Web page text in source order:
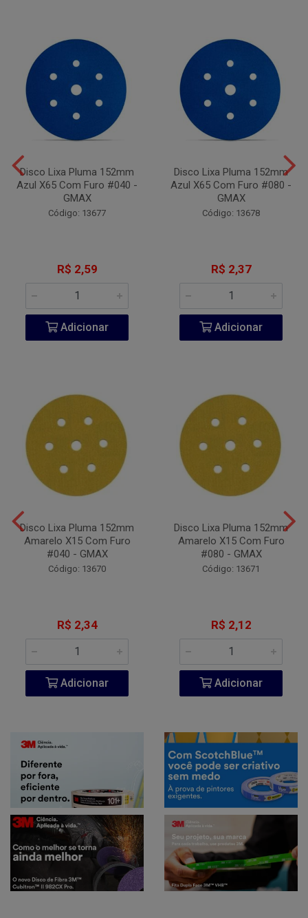
Disco Lixa Pluma 152mm
Azul X65 Com Furo #040 -
GMAX
Código: 13677
R$ 2,59
Adicionar
Disco Lixa Pluma 152mm
Azul X65 Com Furo #080 -
GMAX
Código: 13678
R$ 2,37
Adicionar
Disco Lixa Pluma 152mm
Amarelo X15 Com Furo
#040 - GMAX
Código: 13670
R$ 2,34
Adicionar
Disco Lixa Pluma 152mm
Amarelo X15 Com Furo
#080 - GMAX
Código: 13671
R$ 2,12
Adicionar